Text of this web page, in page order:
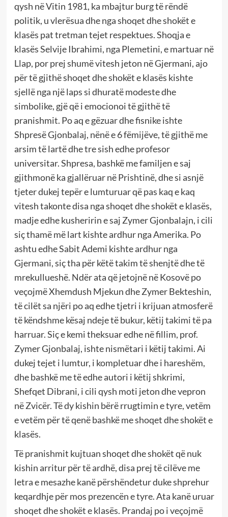
qysh në Vitin 1981, ka mbajtur burg të rëndë
politik, u vlerësua dhe nga shoqet dhe shokët e
klasës pat tretman tejet respektues. Shoqja e
klasës Selvije Ibrahimi, nga Plemetini, e martuar në
Llap, por prej shumë vitesh jeton në Gjermani, ajo
për të gjithë shoqet dhe shokët e klasës kishte
sjellë nga një laps si dhuratë modeste dhe
simbolike, gjë që i emocionoi të gjithë të
pranishmit. Po aq e gëzuar dhe fisnike ishte
Shpresë Gjonbalaj, nënë e 6 fëmijëve, të gjithë me
arsim të lartë dhe tre sish edhe profesor
universitar. Shpresa, bashkë me familjen e saj
gjithmonë ka gjallëruar në Prishtinë, dhe si asnjë
tjeter dukej tepër e lumturuar që pas kaq e kaq
vitesh takonte disa nga shoqet dhe shokët e klasës,
madje edhe kusheririn e saj Zymer Gjonbalajn, i cili
siç thamë më lart kishte ardhur nga Amerika. Po
ashtu edhe Sabit Ademi kishte ardhur nga
Gjermani, siç tha për këtë takim të shenjtë dhe të
mrekullueshë. Ndër ata që jetojnë në Kosovë po
veçojmë Xhemdush Mjekun dhe Zymer Bekteshin,
të cilët sa njëri po aq edhe tjetri i krijuan atmosferë
të këndshme kësaj ndeje të bukur, këtij takimi të pa
harruar. Siç e kemi theksuar edhe në fillim, prof.
Zymer Gjonbalaj, ishte nismëtari i këtij takimi. Ai
dukej tejet i lumtur, i kompletuar dhe i hareshëm,
dhe bashkë me të edhe autori i këtij shkrimi,
Shefqet Dibrani, i cili qysh moti jeton dhe vepron
në Zvicër. Të dy kishin bërë rrugtimin e tyre, vetëm
e vetëm për të qenë bashkë me shoqet dhe shokët e
klasës.
Të pranishmit kujtuan shoqet dhe shokët që nuk
kishin arritur për të ardhë, disa prej të cilëve me
letra e mesazhe kanë përshëndetur duke shprehur
keqardhje për mos prezencën e tyre. Ata kanë uruar
shoqet dhe shokët e klasës. Prandaj po i veçojmë